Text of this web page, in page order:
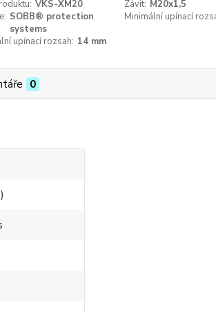
VKS-XM20 Závit: M20x1,5
SOBB® protection
systems
Minimální upínací
upínací rozsah: 14 mm
0